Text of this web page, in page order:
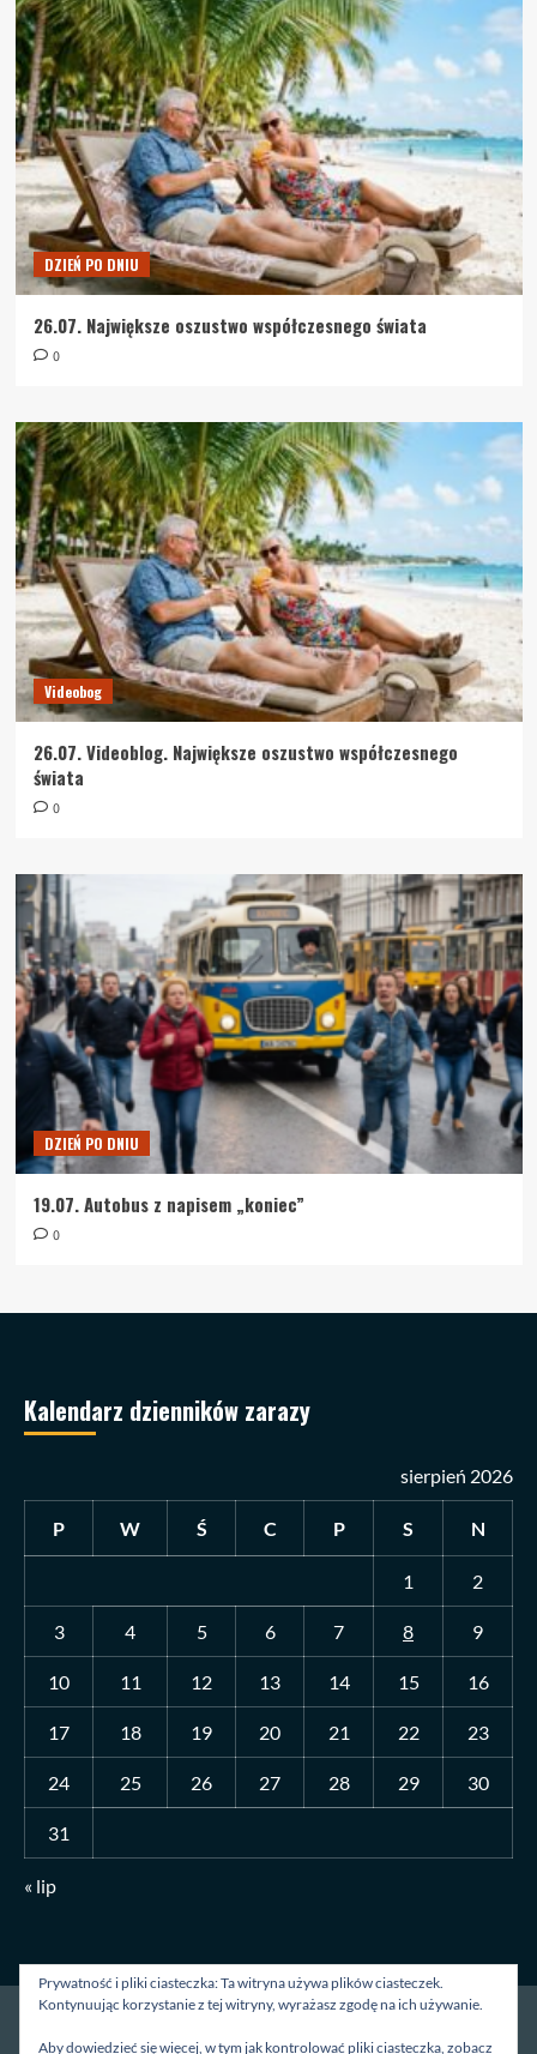
DZIEŃ PO DNIU
26.07. Największe oszustwo współczesnego świata
0
Videobog
26.07. Videoblog. Największe oszustwo współczesnego
świata
0
DZIEŃ PO DNIU
19.07. Autobus z napisem „koniec”
0
Kalendarz dzienników zarazy
sierpień 2026
P W Ś C P S N
1 2
3 4 5 6 7 8 9
10 11 12 13 14 15 16
17 18 19 20 21 22 23
24 25 26 27 28 29 30
31
« lip
Strona główna O mnie Blog Kontakt
Prywatność i pliki ciasteczka: Ta witryna używa plików ciasteczek.
Kontynuując korzystanie z tej witryny, wyrażasz zgodę na ich używanie.
Aby dowiedzieć się więcej, w tym jak kontrolować pliki ciasteczka, zobacz